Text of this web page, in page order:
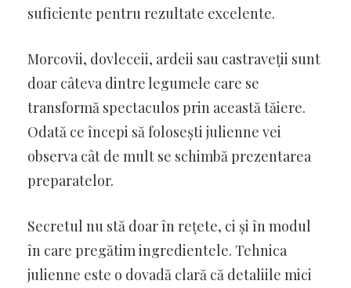
suficiente pentru rezultate excelente.
Morcovii, dovleceii, ardeii sau castraveții sunt
doar câteva dintre legumele care se
transformă spectaculos prin această tăiere.
Odată ce începi să folosești julienne vei
observa cât de mult se schimbă prezentarea
preparatelor.
Secretul nu stă doar în rețete, ci și în modul
în care pregătim ingredientele. Tehnica
julienne este o dovadă clară că detaliile mici